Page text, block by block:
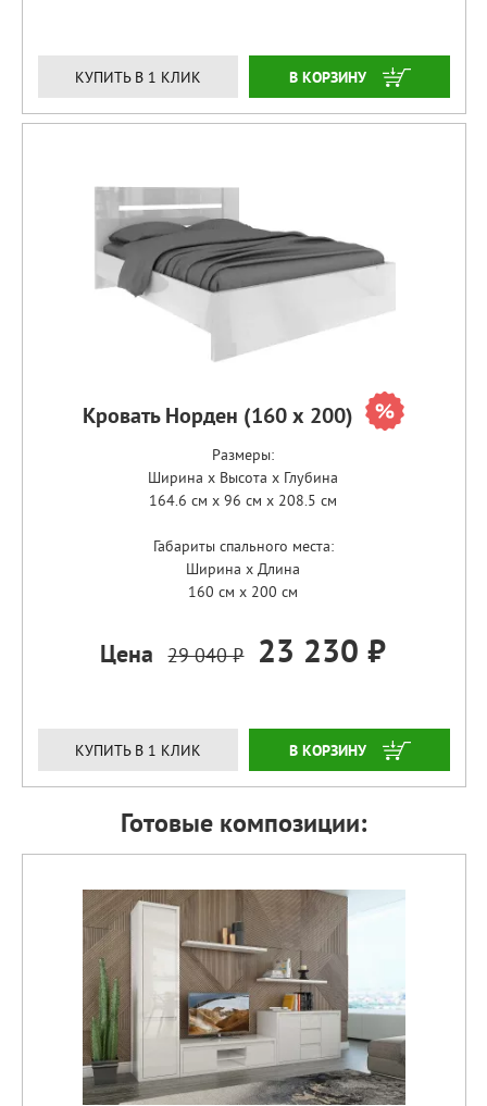
КУПИТЬ В 1 КЛИК ЗАКАЗАТЬ
Кровать Норден (160 х 200)
Размеры:
Ширина x Высота x Глубина
164.6 см x 96 см x 208.5 см
Габариты спального места:
Ширина x Длина
160 см x 200 см
Цена 29 040 ₽ 23 230 ₽
КУПИТЬ В 1 КЛИК ЗАКАЗАТЬ
Готовые композиции: